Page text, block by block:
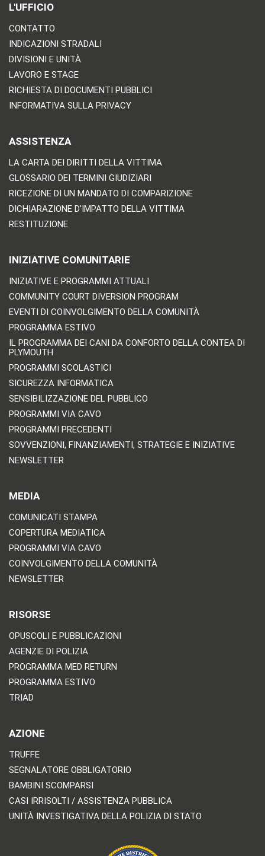
L'UFFICIO
CONTATTO
INDICAZIONI STRADALI
DIVISIONI E UNITÀ
LAVORO E STAGE
RICHIESTA DI DOCUMENTI PUBBLICI
INFORMATIVA SULLA PRIVACY
ASSISTENZA
LA CARTA DEI DIRITTI DELLA VITTIMA
GLOSSARIO DEI TERMINI GIUDIZIARI
RICEZIONE DI UN MANDATO DI COMPARIZIONE
DICHIARAZIONE D'IMPATTO DELLA VITTIMA
RESTITUZIONE
INIZIATIVE COMUNITARIE
INIZIATIVE E PROGRAMMI ATTUALI
COMMUNITY COURT DIVERSION PROGRAM
EVENTI DI COINVOLGIMENTO DELLA COMUNITÀ
PROGRAMMA ESTIVO
IL PROGRAMMA DEI CANI DA CONFORTO DELLA CONTEA DI
PLYMOUTH
PROGRAMMI SCOLASTICI
SICUREZZA INFORMATICA
SENSIBILIZZAZIONE DEL PUBBLICO
PROGRAMMI VIA CAVO
PROGRAMMI PRECEDENTI
SOVVENZIONI, FINANZIAMENTI, STRATEGIE E INIZIATIVE
NEWSLETTER
MEDIA
COMUNICATI STAMPA
COPERTURA MEDIATICA
PROGRAMMI VIA CAVO
COINVOLGIMENTO DELLA COMUNITÀ
NEWSLETTER
RISORSE
OPUSCOLI E PUBBLICAZIONI
AGENZIE DI POLIZIA
PROGRAMMA MED RETURN
PROGRAMMA ESTIVO
TRIAD
AZIONE
TRUFFE
SEGNALATORE OBBLIGATORIO
BAMBINI SCOMPARSI
CASI IRRISOLTI / ASSISTENZA PUBBLICA
UNITÀ INVESTIGATIVA DELLA POLIZIA DI STATO